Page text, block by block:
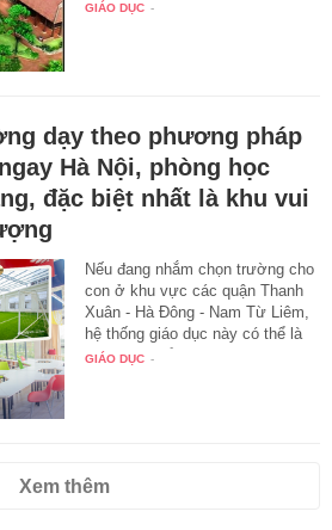
GIÁO DỤC -
dạy theo phương pháp
Hà Nội, phòng học
đặc biệt nhất là khu vui
Nếu đang nhắm chọn trường cho
con ở khu vực các quận Thanh
Xuân - Hà Đông - Nam Từ Liêm,
hệ thống giáo dục này có thể là
một gợi ý để bạn tham khảo.
GIÁO DỤC -
Xem thêm